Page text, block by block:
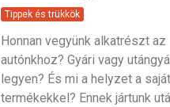
Tippek és trükkök
Honnan vegyünk alkatrészt az
autónkhoz? Gyári vagy
legyen? És mi a helyzet a
termékekkel? Ennek jártunk